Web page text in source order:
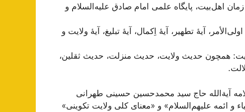
اهل‌بیت، پایگاه علمی امام صادق علیه‌السلام و
آیۀ تطهیر، آیۀ اِکمال، آیۀ تبلیغ، آیۀ ولایت و
همچون حدیث ولایت، حدیث منزلت، حدیث ثقلین،
آیة‌الله حاج سید محمد‌حسین حسینی طهرانی
ائمه علیهم‌السلام» و «معنای کلی ولایت تکوینی»